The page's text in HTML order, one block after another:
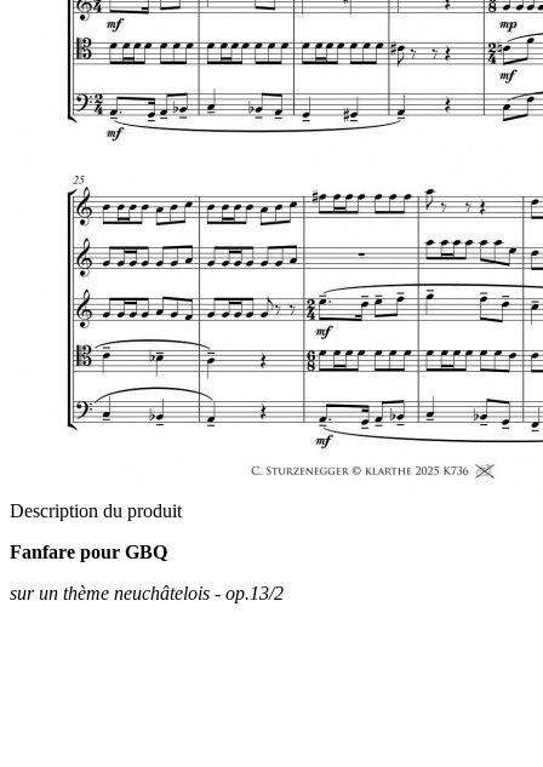
Description du produit
Fanfare pour GBQ
sur un thème neuchâtelois - op.13/2